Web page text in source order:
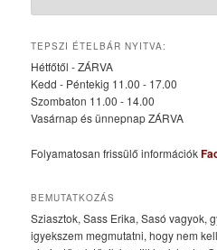
TEPSZI ÉTELBÁR NYITVA:
Hétfőtől - ZÁRVA
Kedd - Péntekig 11.00 - 17.00
Szombaton 11.00 - 14.00
Vasárnap és ünnepnap ZÁRVA
Folyamatosan frissülő információk
BEMUTATKOZÁS
Sziasztok, Sass Erika, Sasó vagyok,
igyekszem megmutatni, hogy nem